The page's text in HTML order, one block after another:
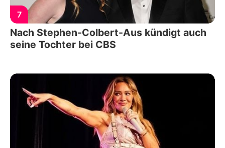
7
Nach Stephen-Colbert-Aus kündigt auch
seine Tochter bei CBS